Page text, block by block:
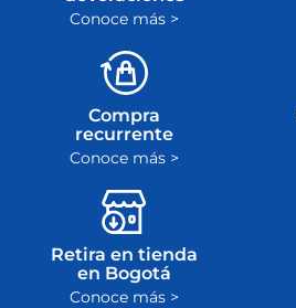
Conoce más >
Compra
recurrente
Conoce más >
Retira en tienda
en Bogotá
Conoce más >